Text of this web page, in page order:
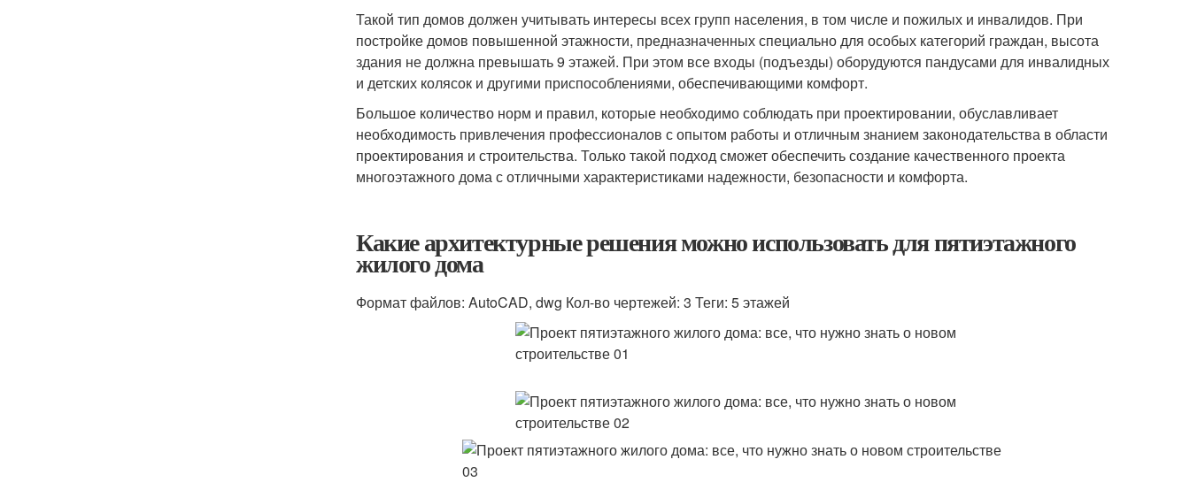
Такой тип домов должен учитывать интересы всех групп населения, в том числе и пожилых и инвалидов. При
постройке домов повышенной этажности, предназначенных специально для особых категорий граждан, высота
здания не должна превышать 9 этажей. При этом все входы (подъезды) оборудуются пандусами для инвалидных
и детских колясок и другими приспособлениями, обеспечивающими комфорт.
Большое количество норм и правил, которые необходимо соблюдать при проектировании, обуславливает
необходимость привлечения профессионалов с опытом работы и отличным знанием законодательства в области
проектирования и строительства. Только такой подход сможет обеспечить создание качественного проекта
многоэтажного дома с отличными характеристиками надежности, безопасности и комфорта.
Какие архитектурные решения можно использовать для пятиэтажного
жилого дома
Формат файлов: AutoCAD, dwg Кол-во чертежей: 3 Теги: 5 этажей